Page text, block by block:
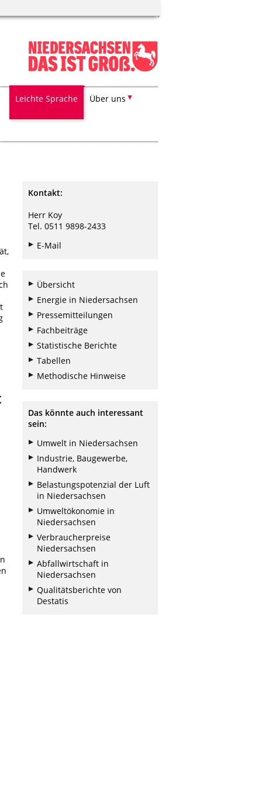
Leichte Sprache Über uns
Kontakt:
Herr Koy
Tel. 0511 9898-2433
E-Mail
Übersicht
Energie in Niedersachsen
Pressemitteilungen
Fachbeiträge
Statistische Berichte
Tabellen
Methodische Hinweise
Das könnte auch interessant
sein:
Umwelt in Niedersachsen
Industrie, Baugewerbe,
Handwerk
Belastungspotenzial der Luft
in Niedersachsen
Umweltökonomie in
Niedersachsen
Verbraucherpreise
Niedersachsen
Abfallwirtschaft in
Niedersachsen
Qualitätsberichte von
Destatis